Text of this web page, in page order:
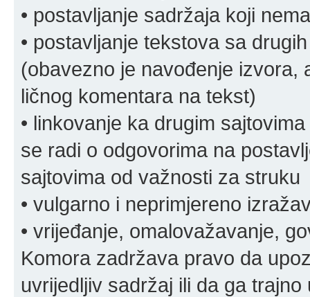
• postavljanje sadržaja koji
• postavljanje tekstova sa
(obavezno je navođenje izvora,
ličnog komentara na tekst)
• linkovanje ka drugim
se radi o odgovorima na
sajtovima od važnosti za struku
• vulgarno i neprimjereno
• vrijeđanje, omalovažavanje,
Komora zadržava pravo da
uvrijedljiv sadržaj ili da ga trajno